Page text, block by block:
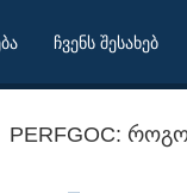
ჩვენს შესახებ
PERFGOC: